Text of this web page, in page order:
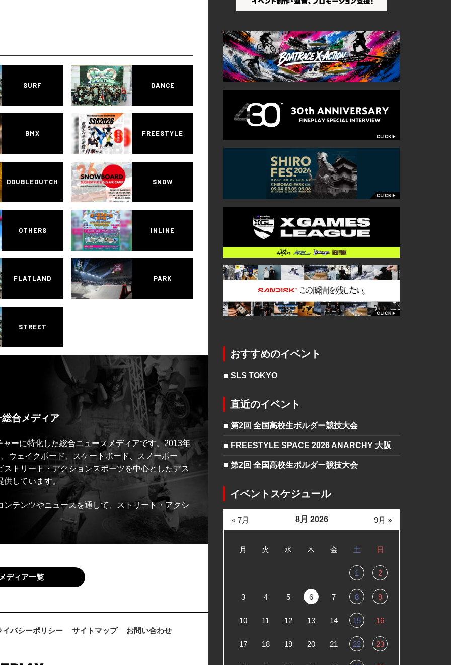
SURF DANCE
BMX FREESTYLE
DOUBLEDUTCH SNOW
OTHERS INLINE
FLATLAND PARK
STREET
合メディア
ーに特化した総合ニュースメディアです。2013年
ウェイクボード、スケートボード、スノーボー
トリート・アクションスポーツを中心としたアス
供しています。
テンツやニュースを通して、ストリート・アクシ
ディア一覧
イバシーポリシー サイトマップ お問い合わせ
おすすめのイベント
■ SLS TOKYO
直近のイベント
■ 第2回 全国高校生ボルダー競技大会
■ FREESTYLE SPACE 2026 ANARCHY 大阪
■ 第2回 全国高校生ボルダー競技大会
イベントスケジュール
8月 2026
月 火 水 木 金 土 日
1 2
3 4 5 6 7 8 9
10 11 12 13 14 15 16
17 18 19 20 21 22 23
« 7月 9月 »